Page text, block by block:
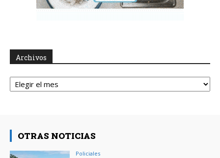
Archivos
Archivos
OTRAS NOTICIAS
Policiales